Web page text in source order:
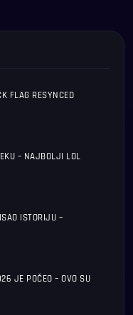
FLAG RESYNCED
– NAJBOLJI LOL
ISTORIJU –
JE POČEO – OVO SU